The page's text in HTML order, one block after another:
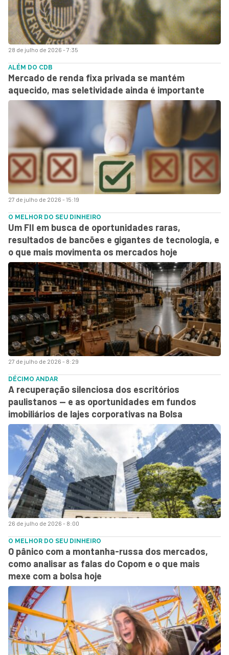
28 de julho de 2026 - 7:35
27 de julho de 2026 - 15:19
ALÉM DO CDB
Mercado de renda fixa privada se mantém
aquecido, mas seletividade ainda é importante
27 de julho de 2026 - 8:29
O MELHOR DO SEU DINHEIRO
Um FII em busca de oportunidades raras,
resultados de bancões e gigantes de tecnologia, e
o que mais movimenta os mercados hoje
26 de julho de 2026 - 8:00
DÉCIMO ANDAR
A recuperação silenciosa dos escritórios
paulistanos — e as oportunidades em fundos
imobiliários de lajes corporativas na Bolsa
O MELHOR DO SEU DINHEIRO
O pânico com a montanha-russa dos mercados,
como analisar as falas do Copom e o que mais
mexe com a bolsa hoje